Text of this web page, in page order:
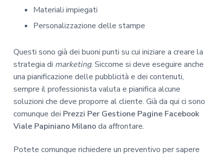
Materiali impiegati
Personalizzazione delle stampe
Questi sono già dei buoni punti su cui iniziare a creare la
strategia di marketing. Siccome si deve eseguire anche
una pianificazione delle pubblicità e dei contenuti,
sempre il professionista valuta e pianifica alcune
soluzioni che deve proporre al cliente. Già da qui ci sono
comunque dei Prezzi Per Gestione Pagine Facebook
Viale Papiniano Milanoda affrontare.
Potete comunque richiedere un preventivo per sapere